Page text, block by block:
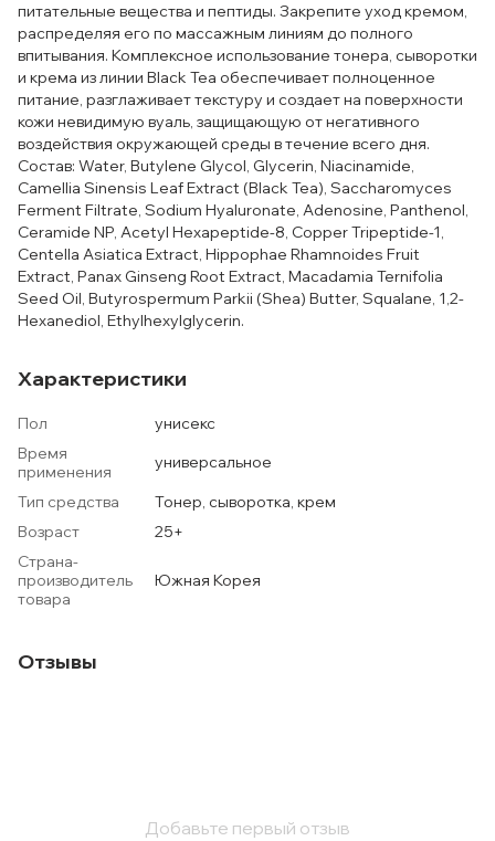
питательные вещества и пептиды. Закрепите уход кремом,
распределяя его по массажным линиям до полного
впитывания. Комплексное использование тонера, сыворотки
и крема из линии Black Tea обеспечивает полноценное
питание, разглаживает текстуру и создает на поверхности
кожи невидимую вуаль, защищающую от негативного
воздействия окружающей среды в течение всего дня.
Состав: Water, Butylene Glycol, Glycerin, Niacinamide,
Camellia Sinensis Leaf Extract (Black Tea), Saccharomyces
Ferment Filtrate, Sodium Hyaluronate, Adenosine, Panthenol,
Ceramide NP, Acetyl Hexapeptide-8, Copper Tripeptide-1,
Centella Asiatica Extract, Hippophae Rhamnoides Fruit
Extract, Panax Ginseng Root Extract, Macadamia Ternifolia
Seed Oil, Butyrospermum Parkii (Shea) Butter, Squalane, 1,2-
Hexanediol, Ethylhexylglycerin.
Характеристики
Пол
унисекс
Время
применения
универсальное
Тип средства
Тонер, сыворотка, крем
Возраст
25+
Страна-
производитель
товара
Южная Корея
Отзывы
Добавьте первый отзыв